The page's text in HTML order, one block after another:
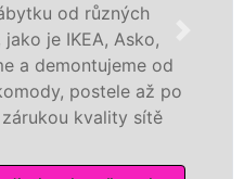
Asko,
od
až po
sítě